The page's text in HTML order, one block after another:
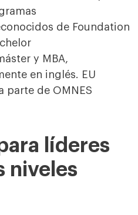
de Foundation
y MBA,
en inglés. EU
parte de OMNES
líderes
niveles